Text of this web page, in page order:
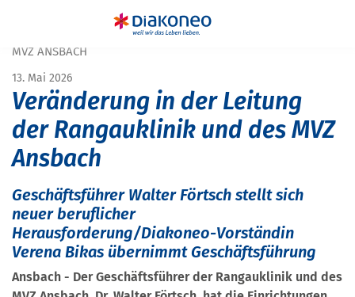
VERÄNDERUNG IN DER LEITUNG DER RANGAUKLINIK UND DES
MVZ ANSBACH
13. Mai 2026
Veränderung in der Leitung
der Rangauklinik und des MVZ
Ansbach
Geschäftsführer Walter Förtsch stellt sich
neuer beruflicher
Herausforderung/Diakoneo-Vorständin
Verena Bikas übernimmt Geschäftsführung
Ansbach - Der Geschäftsführer der Rangauklinik und des